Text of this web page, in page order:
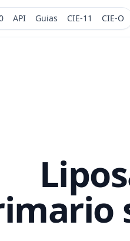
API Guias CIE-11 CIE-O